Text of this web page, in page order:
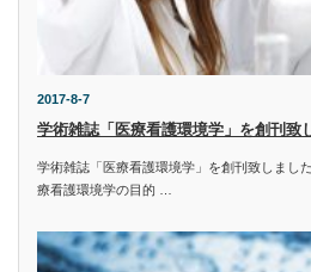
2017-8-7
学術雑誌「医療看護環境学」を創刊致
学術雑誌「医療看護環境学」を創刊致しまし
療看護環境学の目的 …